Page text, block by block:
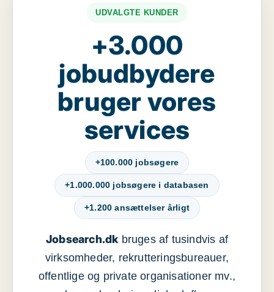
UDVALGTE KUNDER
+3.000
jobudbydere
bruger vores
services
+100.000 jobsøgere
+1.000.000 jobsøgere i databasen
+1.200 ansættelser årligt
Jobsearch.dkbruges af tusindvis af
virksomheder, rekrutteringsbureauer,
offentlige og private organisationer mv.,